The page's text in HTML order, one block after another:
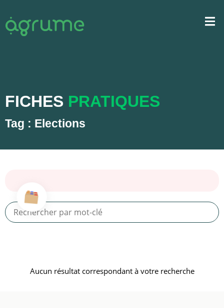
FICHES PRATIQUES
Tag : Elections
Aucun résultat correspondant à votre recherche